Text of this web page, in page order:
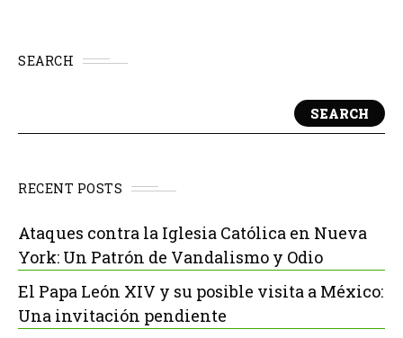
SEARCH
SEARCH
RECENT POSTS
Ataques contra la Iglesia Católica en Nueva
York: Un Patrón de Vandalismo y Odio
El Papa León XIV y su posible visita a México:
Una invitación pendiente